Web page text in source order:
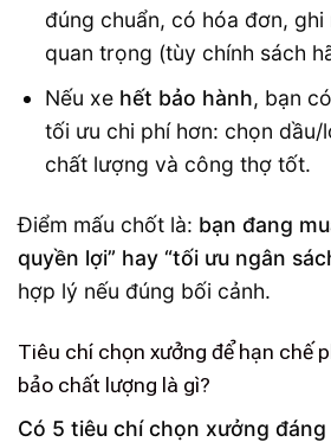
đúng chuẩn, có hóa đơn,
quan trọng (tùy chính sách
Nếu xe hết bảo hành, bạn
tối ưu chi phí hơn: chọn
chất lượng và công thợ tốt.
Điểm mấu chốt là: bạn đang
quyền lợi” hay “tối ưu ngân
hợp lý nếu đúng bối cảnh.
Tiêu chí chọn xưởng để hạn chế
bảo chất lượng là gì?
Có 5 tiêu chí chọn xưởng